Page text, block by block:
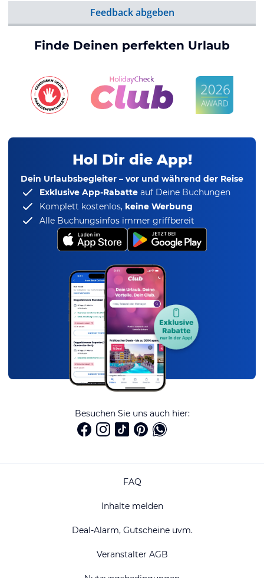
Feedback abgeben
Finde Deinen perfekten Urlaub
Hol Dir die App!
Dein Urlaubsbegleiter – vor und während der Reise
Exklusive App-Rabatte auf Deine Buchungen
Komplett kostenlos, keine Werbung
Alle Buchungsinfos immer griffbereit
Besuchen Sie uns auch hier:
FAQ
Inhalte melden
Deal-Alarm, Gutscheine uvm.
Veranstalter AGB